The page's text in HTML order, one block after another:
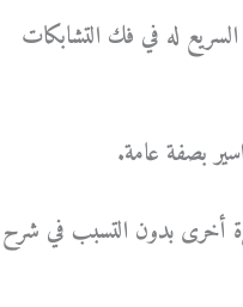
السريع له في فك التشابكات
بصفة عامة.
أخرى بدون التسبب في شرح